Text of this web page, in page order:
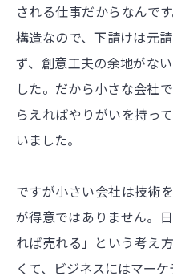
される仕事だからなんで
構造なので、下請けは元
ず、創意工夫の余地がな
した。だから小さな会社
らえればやりがいを持っ
いました。
ですが小さい会社は技術
が得意ではありません。
れば売れる」という考え
くて、ビジネスにはマーケ